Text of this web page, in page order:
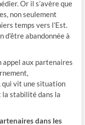
Or il s’avère que
non seulement
temps vers l’Est.
abandonnée à
appel aux partenaires
qui vit une situation
stabilité dans la
dans les